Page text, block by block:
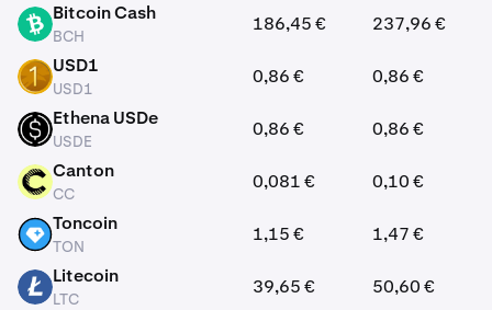
BCH Bitcoin Cash
BCH
186,45 € 237,96 €
USD1 USD1
USD1
0,86 € 0,86 €
USDE Ethena USDe
USDE
0,86 € 0,86 €
Canton
CC
0,081 € 0,10 €
TON Toncoin
TON
1,15 € 1,47 €
LTC Litecoin
LTC
39,65 € 50,60 €